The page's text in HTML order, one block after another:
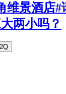
维景酒店
两小吗？